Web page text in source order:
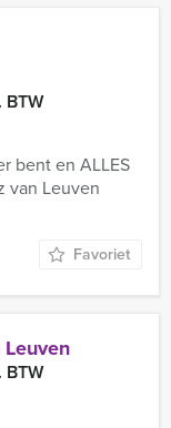
BTW
bent en ALLES
van Leuven
Favoriet
BTW